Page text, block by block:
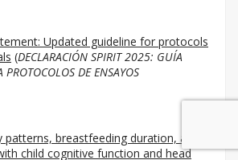
Updated guideline for protocols
(DECLARACIÓN SPIRIT 2025: GUÍA
PROTOCOLOS DE ENSAYOS
breastfeeding duration, and
child cognitive function and head